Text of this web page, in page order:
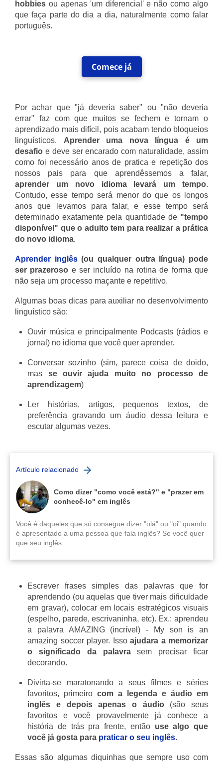
hobbies ou apenas 'um diferencial' e não como algo
que faça parte do dia a dia, naturalmente como falar
português.
Comece já
Por achar que "já deveria saber" ou "não deveria
errar" faz com que muitos se fechem e tornam o
aprendizado mais difícil, pois acabam tendo bloqueios
linguísticos. Aprender uma nova língua é um
desafio e deve ser encarado com naturalidade, assim
como foi necessário anos de pratica e repetição dos
nossos pais para que aprendêssemos a falar,
aprender um novo idioma levará um tempo.
Contudo, esse tempo será menor do que os longos
anos que levamos para falar, e esse tempo será
determinado exatamente pela quantidade de "tempo
disponível" que o adulto tem para realizar a prática
do novo idioma.
Aprender inglês(ou qualquer outra língua) pode
ser prazeroso e ser incluído na rotina de forma que
não seja um processo maçante e repetitivo.
Algumas boas dicas para auxiliar no desenvolvimento
linguístico são:
Ouvir música e principalmente Podcasts (rádios e
jornal) no idioma que você quer aprender.
Conversar sozinho (sim, parece coisa de doido,
mas se ouvir ajuda muito no processo de
aprendizagem)
Ler histórias, artigos, pequenos textos, de
preferência gravando um áudio dessa leitura e
escutar algumas vezes.
Artículo relacionado
Como dizer "como você está?" e "prazer em
conhecê-lo" em inglês
Você é daqueles que só consegue dizer "olá" ou "oi" quando
é apresentado a uma pessoa que fala inglês? Se você quer
que seu inglês...
Escrever frases simples das palavras que for
aprendendo (ou aquelas que tiver mais dificuldade
em gravar), colocar em locais estratégicos visuais
(espelho, parede, escrivaninha, etc). Ex.: aprendeu
a palavra AMAZING (incrível) - My son is an
amazing soccer player. Issoajudara a memorizar
o significado da palavrasem precisar ficar
decorando.
Divirta-se maratonando a seus filmes e séries
favoritos, primeirocom a legenda e áudio em
inglês e depois apenas o áudio(são seus
favoritos e você provavelmente já conhece a
história de trás pra frente, então use algo que
você já gosta para praticar o seu inglês.
Essas são algumas diquinhas que sempre uso com